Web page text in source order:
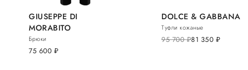
GIUSEPPE DI
MORABITO
Брюки
75 600 руб.
DOLCE & GABBANA
Туфли кожаные
95 700руб.81 350 руб.